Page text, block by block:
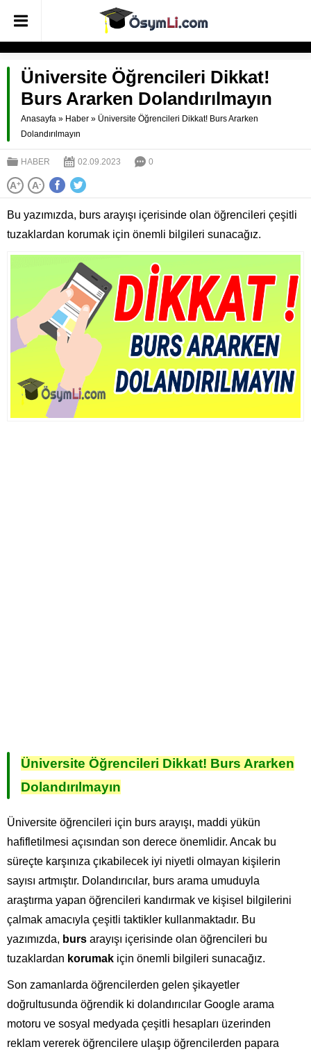
Üniversite Öğrencileri Dikkat!
Burs Ararken Dolandırılmayın
Anasayfa » Haber » Üniversite Öğrencileri Dikkat! Burs Ararken
Dolandırılmayın
HABER 02.09.2023 0
A+ A-
Bu yazımızda, burs arayışı içerisinde olan öğrencileri çeşitli
tuzaklardan korumak için önemli bilgileri sunacağız.
Üniversite Öğrencileri Dikkat! Burs Ararken
Dolandırılmayın
Üniversite öğrencileri için burs arayışı, maddi yükün
hafifletilmesi açısından son derece önemlidir. Ancak bu
süreçte karşınıza çıkabilecek iyi niyetli olmayan kişilerin
sayısı artmıştır. Dolandırıcılar, burs arama umuduyla
araştırma yapan öğrencileri kandırmak ve kişisel bilgilerini
çalmak amacıyla çeşitli taktikler kullanmaktadır. Bu
yazımızda, burs arayışı içerisinde olan öğrencileri bu
tuzaklardan korumak için önemli bilgileri sunacağız.
Son zamanlarda öğrencilerden gelen şikayetler
doğrultusunda öğrendik ki dolandırıcılar Google arama
motoru ve sosyal medyada çeşitli hesapları üzerinden
reklam vererek öğrencilere ulaşıp öğrencilerden papara